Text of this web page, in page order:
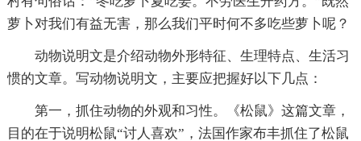
萝卜对我们有益无害，那么我们平时何不多吃些萝卜呢？
动物说明文是介绍动物外形特征、生理特点、生活习
惯的文章。写动物说明文，主要应把握好以下几点：
第一，抓住动物的外观和习性。《松鼠》这篇文章，
目的在于说明松鼠“讨人喜欢”，法国作家布丰抓住了松鼠